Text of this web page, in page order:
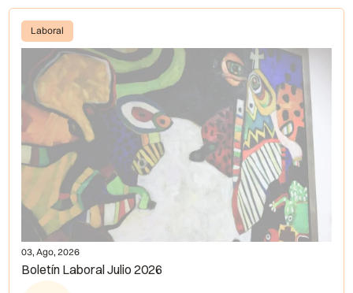
Laboral
03, Ago, 2026
Boletín Laboral Julio 2026